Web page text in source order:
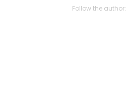
Follow the author: